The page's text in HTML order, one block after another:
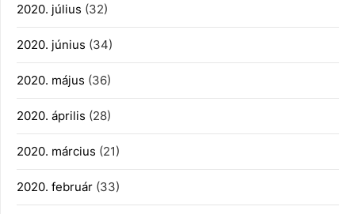
2020. július (32)
2020. június (34)
2020. május (36)
2020. április (28)
2020. március (21)
2020. február (33)